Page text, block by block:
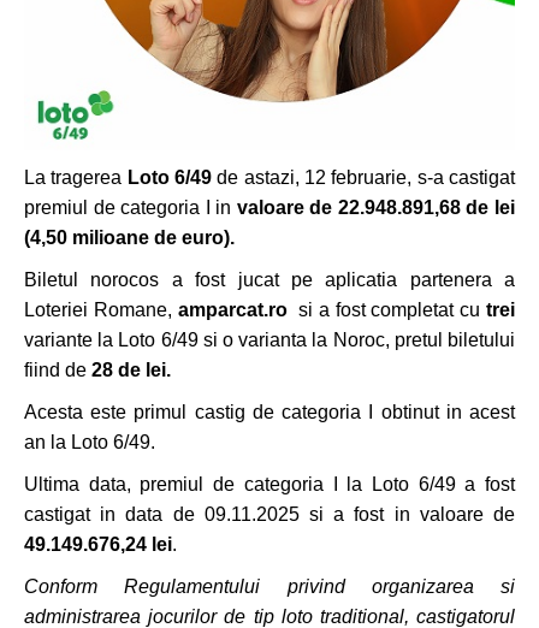
La tragerea Loto 6/49 de astazi, 12 februarie, s-a castigat
premiul de categoria I in valoare de 22.948.891,68 de lei
(4,50 milioane de euro).
Biletul norocos a fost jucat pe aplicatia partenera a
Loteriei Romane, amparcat.rosi a fost completat cu trei
variante la Loto 6/49 si o varianta la Noroc, pretul biletului
fiind de 28 de lei.
Acesta este primul castig de categoria I obtinut in acest
an la Loto 6/49.
Ultima data, premiul de categoria I la Loto 6/49 a fost
castigat in data de 09.11.2025 si a fost in valoare de
49.149.676,24 lei.
Conform Regulamentului privind organizarea si
administrarea jocurilor de tip loto traditional, castigatorul